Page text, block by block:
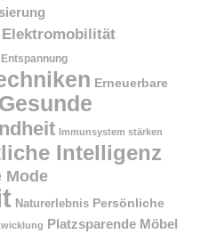
Elektromobilität
Entspannung
Erneuerbare
Gesunde
Immunsystem stärken
Intelligenz
Mode
Naturerlebnis Persönliche
Platzsparende Möbel